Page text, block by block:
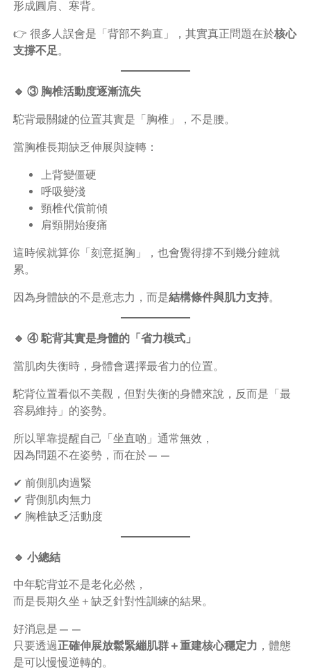
形成圓肩、寒背。
👉 很多人誤會是「背部不夠直」，其實真正問題在於核心
支撐不足。
🔹 ③ 胸椎活動度逐漸流失
駝背最關鍵的位置其實是「胸椎」，不是腰。
當胸椎長期缺乏伸展與旋轉：
上背變僵硬
呼吸變淺
頸椎代償前傾
肩頸開始痠痛
這時候就算你「刻意挺胸」，也會覺得撐不到幾分鐘就
累。
因為身體缺的不是意志力，而是結構條件與肌力支持。
🔹 ④ 駝背其實是身體的「省力模式」
當肌肉失衡時，身體會選擇最省力的位置。
駝背位置看似不美觀，但對失衡的身體來說，反而是「最
容易維持」的姿勢。
所以單靠提醒自己「坐直啲」通常無效，
因為問題不在姿勢，而在於——
✔ 前側肌肉過緊
✔ 背側肌肉無力
✔ 胸椎缺乏活動度
🔹 小總結
中年駝背並不是老化必然，
而是長期久坐＋缺乏針對性訓練的結果。
好消息是——
只要透過正確伸展放鬆緊繃肌群＋重建核心穩定力 ，體態
是可以慢慢逆轉的。